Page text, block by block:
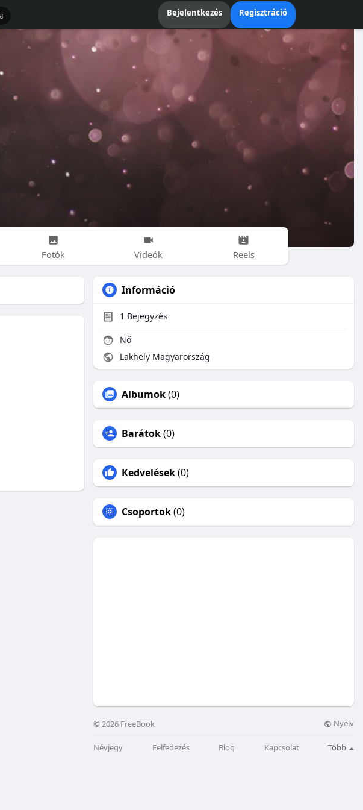
Bejelentkezés Regisztráció
Fotók Videók Reels
Információ
1 Bejegyzés
Nő
Lakhely Magyarország
Albumok(0)
Barátok(0)
Kedvelések(0)
Csoportok(0)
© 2026 FreeBook Nyelv
Névjegy Felfedezés Blog Kapcsolat Több